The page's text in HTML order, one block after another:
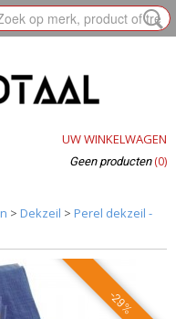
UW WINKELWAGEN
Geen producten (0)
> Dekzeil > Perel dekzeil -
-29%